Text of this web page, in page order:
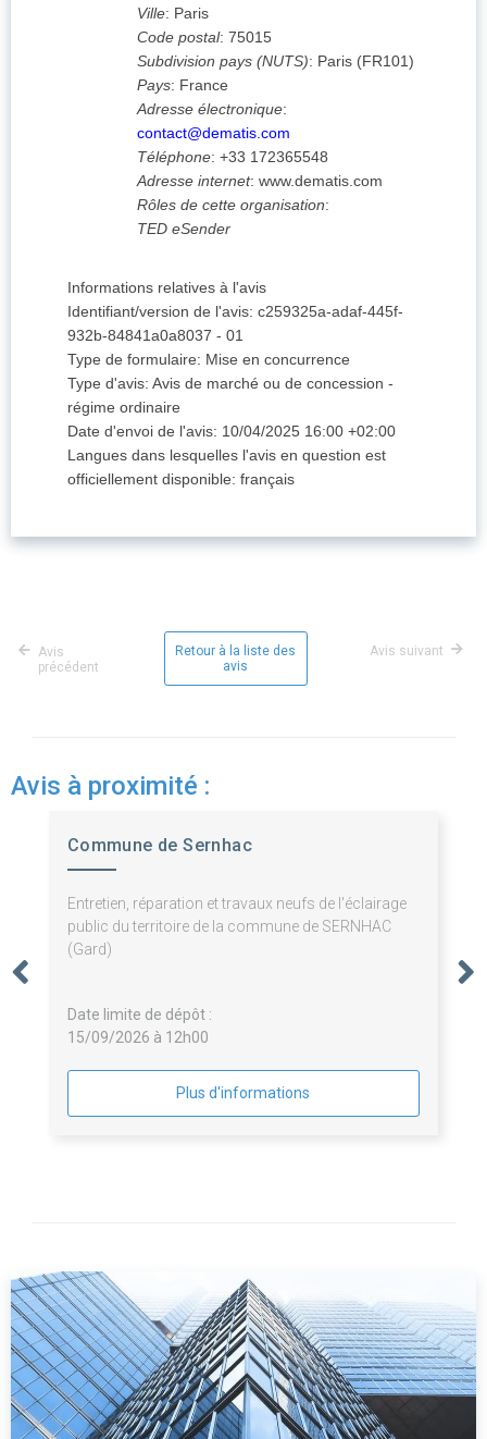
Ville: Paris
Code postal: 75015
Subdivision pays (NUTS): Paris (FR101)
Pays: France
Adresse électronique:
contact@dematis.com
Téléphone: +33 172365548
Adresse internet: www.dematis.com
Rôles de cette organisation:
TED eSender
Informations relatives à l'avis
Identifiant/version de l'avis: c259325a-adaf-445f-
932b-84841a0a8037 - 01
Type de formulaire: Mise en concurrence
Type d'avis: Avis de marché ou de concession -
régime ordinaire
Date d'envoi de l'avis: 10/04/2025 16:00 +02:00
Langues dans lesquelles l'avis en question est
officiellement disponible: français
Avis
précédent
Retour à la liste des
avis
Avis suivant
Avis à proximité :
Commune de Sernhac
Entretien, réparation et travaux neufs de l'éclairage
public du territoire de la commune de SERNHAC
(Gard)
Date limite de dépôt :
15/09/2026 à 12h00
Plus d'informations